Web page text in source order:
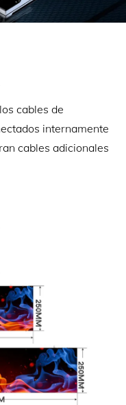
cables de
internamente
cables adicionales